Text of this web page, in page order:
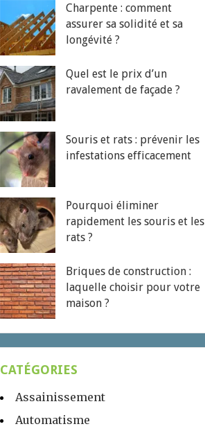
Charpente : comment
assurer sa solidité et sa
longévité ?
Quel est le prix d’un
ravalement de façade ?
Souris et rats : prévenir les
infestations efficacement
Pourquoi éliminer
rapidement les souris et les
rats ?
Briques de construction :
laquelle choisir pour votre
maison ?
CATÉGORIES
Assainissement
Automatisme